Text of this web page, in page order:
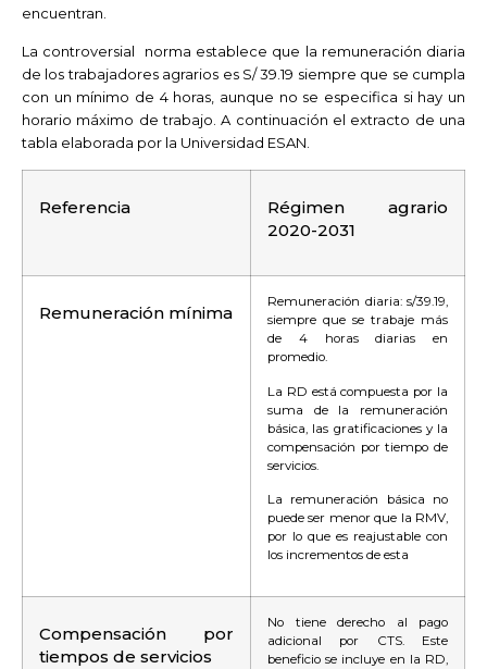
encuentran.
La controversial norma establece que la remuneración diaria
de los trabajadores agrarios es S/ 39.19 siempre que se cumpla
con un mínimo de 4 horas, aunque no se especifica si hay un
horario máximo de trabajo. A continuación el extracto de una
tabla elaborada por la Universidad ESAN.
Referencia
Régimen agrario
2020-2031
Remuneración mínima
Remuneración diaria: s/39.19,
siempre que se trabaje más
de 4 horas diarias en
promedio.
La RD está compuesta por la
suma de la remuneración
básica, las gratificaciones y la
compensación por tiempo de
servicios.
La remuneración básica no
puede ser menor que la RMV,
por lo que es reajustable con
los incrementos de esta
Compensación por
tiempos de servicios
No tiene derecho al pago
adicional por CTS. Este
beneficio se incluye en la RD,